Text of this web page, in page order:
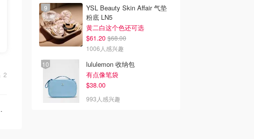
2
YSL Beauty Skin Affair 气垫
粉底 LN5
黄二白这个色还可选
$61.20 $68.00
1006人感兴趣
lululemon 收纳包
有点像笔袋
$38.00
993人感兴趣